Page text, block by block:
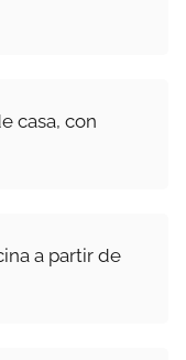
casa, con
a partir de